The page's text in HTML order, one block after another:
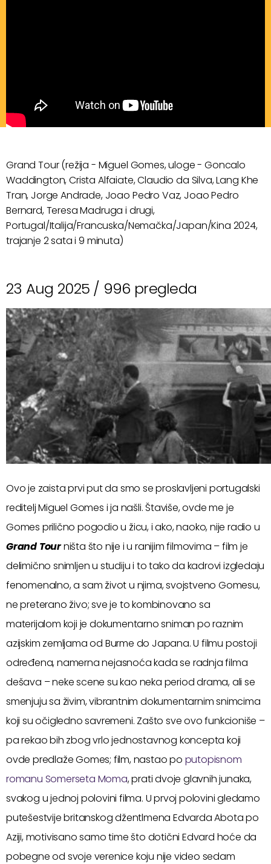
Grand Tour (režija - Miguel Gomes, uloge - Goncalo
Waddington, Crista Alfaiate, Claudio da Silva, Lang Khe
Tran, Jorge Andrade, Joao Pedro Vaz, Joao Pedro
Bernard, Teresa Madruga i drugi,
Portugal/Italija/Francuska/Nemačka/Japan/Kina 2024,
trajanje 2 sata i 9 minuta)
23 Aug 2025 / 996 pregleda
Ovo je zaista prvi put da smo se proslavljeni portugalski
reditelj Miguel Gomes i ja našli. Štaviše, ovde me je
Gomes prilično pogodio u žicu, i ako, naoko, nije radio u
Grand Tourništa što nije i u ranijim filmovima – film je
delimično snimljen u studiju i to tako da kadrovi izgledaju
fenomenalno, a sam život u njima, svojstveno Gomesu,
ne preterano živo; sve je to kombinovano sa
materijalom koji je dokumentarno sniman po raznim
azijskim zemljama od Burme do Japana. U filmu postoji
određena, namerna nejasnoća kada se radnja filma
dešava – neke scene su kao neka period drama, ali se
smenjuju sa živim, vibrantnim dokumentarnim snimcima
koji su očigledno savremeni. Zašto sve ovo funkcioniše –
pa rekao bih zbog vrlo jednostavnog koncepta koji
ovde predlaže Gomes; film, nastao po putopisnom
romanu Somerseta Moma, prati dvoje glavnih junaka,
svakog u jednoj polovini filma. U prvoj polovini gledamo
putešestvije britanskog džentlmena Edvarda Abota po
Aziji, motivisano samo time što dotični Edvard hoće da
pobegne od svoje verenice koju nije video sedam